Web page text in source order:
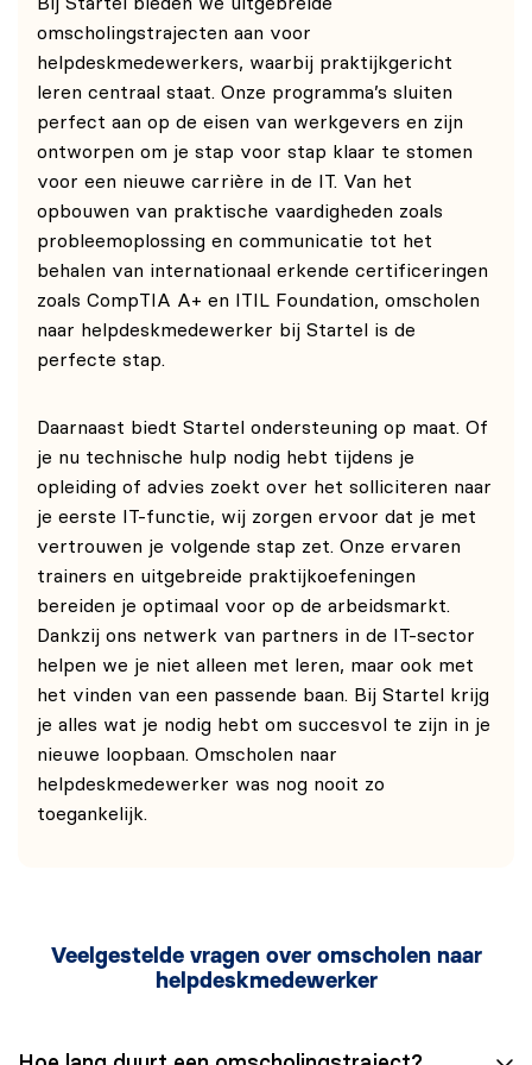
omscholingstrajecten aan voor
helpdeskmedewerkers, waarbij praktijkgericht
leren centraal staat. Onze programma’s sluiten
perfect aan op de eisen van werkgevers en zijn
ontworpen om je stap voor stap klaar te stomen
voor een nieuwe carrière in de IT. Van het
opbouwen van praktische vaardigheden zoals
probleemoplossing en communicatie tot het
behalen van internationaal erkende certificeringen
zoals CompTIA A+ en ITIL Foundation, omscholen
naar helpdeskmedewerker bij Startel is de
perfecte stap.
Daarnaast biedt Startel ondersteuning op maat. Of
je nu technische hulp nodig hebt tijdens je
opleiding of advies zoekt over het solliciteren naar
je eerste IT-functie, wij zorgen ervoor dat je met
vertrouwen je volgende stap zet. Onze ervaren
trainers en uitgebreide praktijkoefeningen
bereiden je optimaal voor op de arbeidsmarkt.
Dankzij ons netwerk van partners in de IT-sector
helpen we je niet alleen met leren, maar ook met
het vinden van een passende baan. Bij Startel krijg
je alles wat je nodig hebt om succesvol te zijn in je
nieuwe loopbaan. Omscholen naar
helpdeskmedewerker was nog nooit zo
toegankelijk.
Veelgestelde vragen over omscholen naar
helpdeskmedewerker